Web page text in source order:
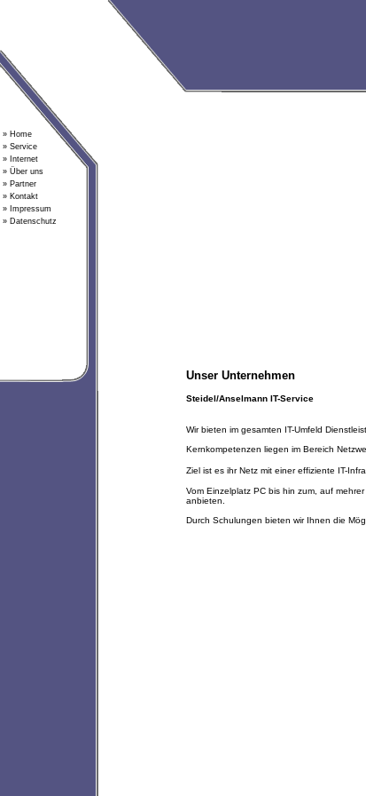
» Home
» Service
» Internet
» Über uns
» Partner
» Kontakt
» Impressum
» Datenschutz
Unser Unternehmen
Steidel/Anselmann IT-Service
Wir bieten im gesamten IT-Umfeld
Kernkompetenzen liegen im Bereich
Ziel ist es ihr Netz mit einer effiziente IT-
Vom Einzelplatz PC bis hin zum, auf
anbieten.
Durch Schulungen bieten wir Ihnen die